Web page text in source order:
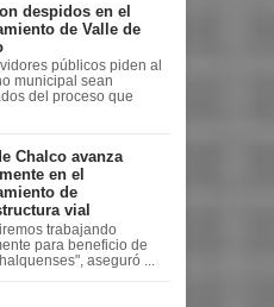
despidos en el
de Valle de
públicos piden al
municipal sean
del proceso que
Chalco avanza
en el
de
vial
trabajando
para beneficio de
aseguró ...